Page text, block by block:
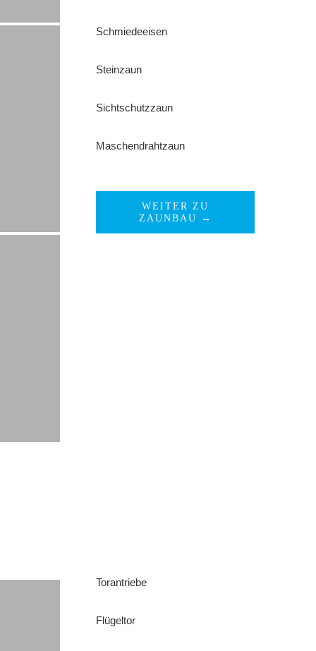
Schmiedeeisen
Steinzaun
Sichtschutzzaun
Maschendrahtzaun
WEITER ZU
ZAUNBAU →
Torantriebe
Flügeltor